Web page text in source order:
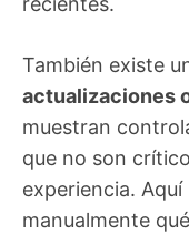
También existe
actualizaciones
muestran
que no son
experiencia.
manualmente